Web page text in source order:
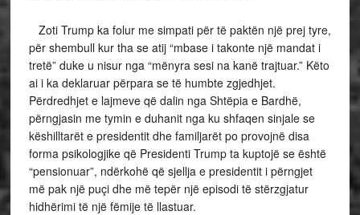
Zoti Trump ka folur me simpati për të paktën një prej tyre,
për shembull kur tha se atij “mbase i takonte një mandat i
tretë” duke u nisur nga “mënyra sesi na kanë trajtuar.” Këto
ai i ka deklaruar përpara se të humbte zgjedhjet.
Përdredhjet e lajmeve që dalin nga Shtëpia e Bardhë,
përngjasin me tymin e duhanit nga ku shfaqen sinjale se
këshilltarët e presidentit dhe familjarët po provojnë disa
forma psikologjike që Presidenti Trump ta kuptojë se është
“pensionuar”, ndërkohë që sjellja e presidentit i përngjet
më pak një puçi dhe më tepër një episodi të stërzgjatur
hidhërimi të një fëmije të llastuar.